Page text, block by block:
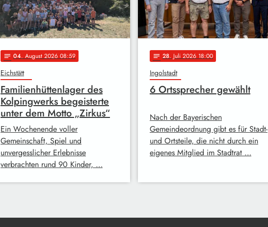
notes 04. August 2026 08:59
Eichstätt
Familienhüttenlager des
Kolpingwerks begeisterte
unter dem Motto „Zirkus“
Ein Wochenende voller
Gemeinschaft, Spiel und
unvergesslicher Erlebnisse
verbrachten rund 90 Kinder, …
notes 28. Juli 2026 18:00
Ingolstadt
6 Ortssprecher gewählt
Nach der Bayerischen
Gemeindeordnung gibt es für Stadt-
und Ortsteile, die nicht durch ein
eigenes Mitglied im Stadtrat …